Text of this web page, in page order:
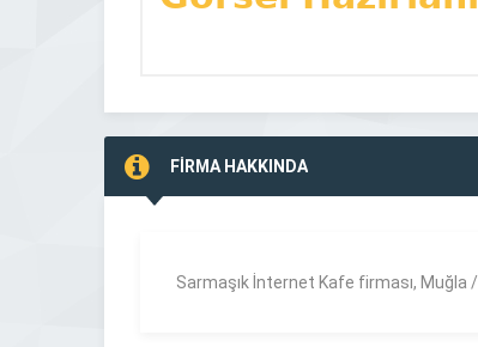
FİRMA HAKKINDA
Sarmaşık İnternet Kafe firması, Muğla /